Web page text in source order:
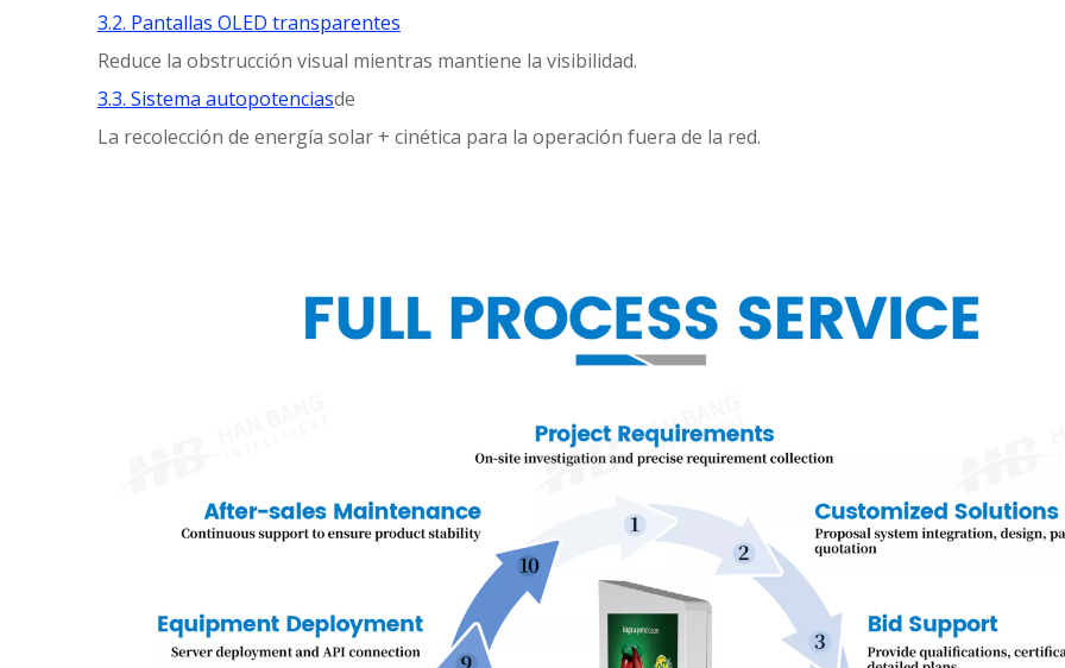
3.2. Pantallas OLED transparentes
Reduce la obstrucción visual mientras mantiene la visibilidad.
3.3. Sistema autopotenciasde
La recolección de energía solar + cinética para la operación fuera de la red.